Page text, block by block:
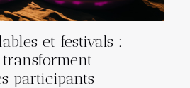
et festivals :
participants